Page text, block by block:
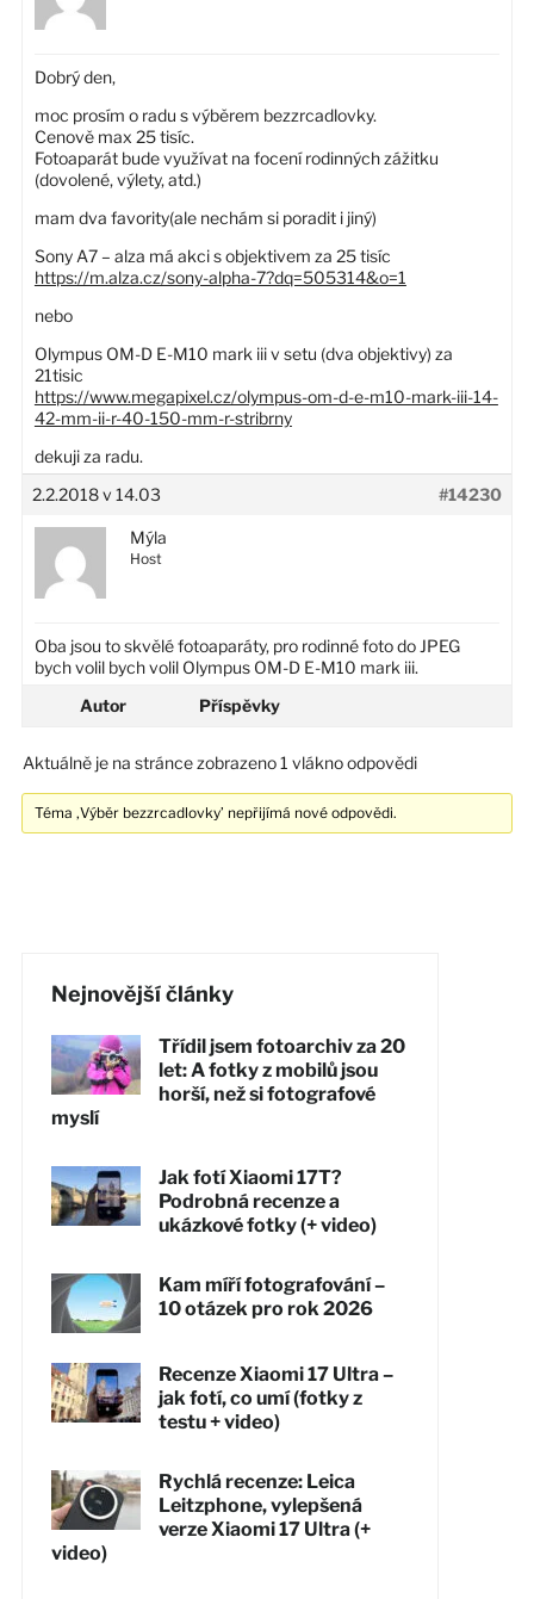
Dobrý den,
moc prosím o radu s výběrem bezzrcadlovky.
Cenově max 25 tisíc.
Fotoaparát bude využívat na focení rodinných zážitku
(dovolené, výlety, atd.)
mam dva favority(ale nechám si poradit i jiný)
Sony A7 – alza má akci s objektivem za 25 tisíc
https://m.alza.cz/sony-alpha-7?dq=505314&o=1
nebo
Olympus OM-D E-M10 mark iii v setu (dva objektivy) za
21tisic
https://www.megapixel.cz/olympus-om-d-e-m10-mark-iii-14-
42-mm-ii-r-40-150-mm-r-stribrny
dekuji za radu.
2.2.2018 v 14.03
#14230
Mýla
Host
Oba jsou to skvělé fotoaparáty, pro rodinné foto do JPEG
bych volil bych volil Olympus OM-D E-M10 mark iii.
Autor
Příspěvky
Aktuálně je na stránce zobrazeno 1 vlákno odpovědi
Téma ‚Výběr bezzrcadlovky’ nepřijímá nové odpovědi.
Nejnovější články
Třídil jsem fotoarchiv za 20
let: A fotky z mobilů jsou
horší, než si fotografové
myslí
Jak fotí Xiaomi 17T?
Podrobná recenze a
ukázkové fotky (+ video)
Kam míří fotografování –
10 otázek pro rok 2026
Recenze Xiaomi 17 Ultra –
jak fotí, co umí (fotky z
testu + video)
Rychlá recenze: Leica
Leitzphone, vylepšená
verze Xiaomi 17 Ultra (+
video)